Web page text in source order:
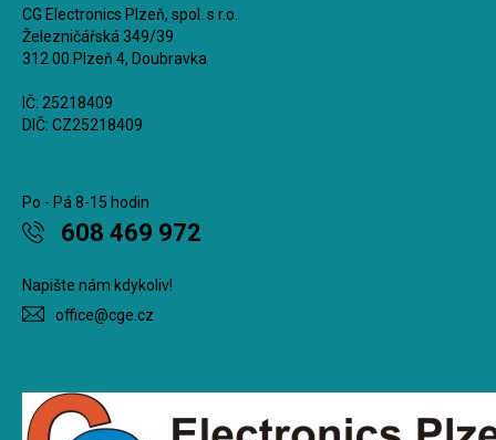
CG Electronics Plzeň, spol. s r.o.
Železničářská 349/39
312 00 Plzeň 4, Doubravka
IČ: 25218409
DIČ: CZ25218409
Po - Pá 8-15 hodin
608 469 972
Napište nám kdykoliv!
office@cge.cz